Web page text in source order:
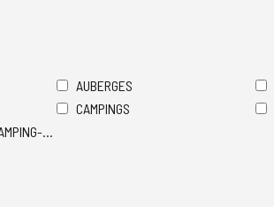
AUBERGES
CAMPINGS
CARS